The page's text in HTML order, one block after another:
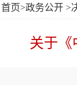
首页>政务公开 >
关于《